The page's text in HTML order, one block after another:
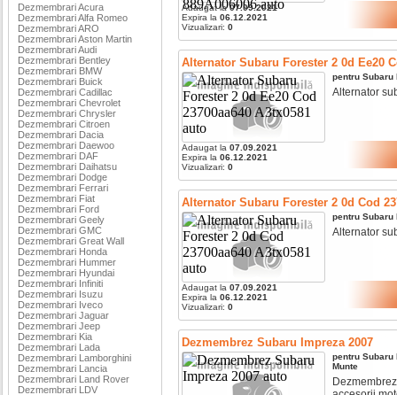
Dezmembrari Acura
Dezmembrari Alfa Romeo
Dezmembrari ARO
Dezmembrari Aston Martin
Dezmembrari Audi
Dezmembrari Bentley
Dezmembrari BMW
Dezmembrari Buick
Dezmembrari Cadillac
Dezmembrari Chevrolet
Dezmembrari Chrysler
Dezmembrari Citroen
Dezmembrari Dacia
Dezmembrari Daewoo
Dezmembrari DAF
Dezmembrari Daihatsu
Dezmembrari Dodge
Dezmembrari Ferrari
Dezmembrari Fiat
Dezmembrari Ford
Dezmembrari Geely
Dezmembrari GMC
Dezmembrari Great Wall
Dezmembrari Honda
Dezmembrari Hummer
Dezmembrari Hyundai
Dezmembrari Infiniti
Dezmembrari Isuzu
Dezmembrari Iveco
Dezmembrari Jaguar
Dezmembrari Jeep
Dezmembrari Kia
Dezmembrari Lada
Dezmembrari Lamborghini
Dezmembrari Lancia
Dezmembrari Land Rover
Dezmembrari LDV
Adaugat la07.09.2021
Expira la 06.12.2021
Vizualizari: 0
Alternator Subaru Forester 2 0d Ee20
Adaugat la 07.09.2021
Expira la 06.12.2021
Vizualizari: 0
pentru Subaru
Alternator
Alternator Subaru Forester 2 0d Cod
Adaugat la 07.09.2021
Expira la 06.12.2021
Vizualizari: 0
pentru Subaru
Alternator
Dezmembrez Subaru Impreza 2007
pentru Subaru
Munte